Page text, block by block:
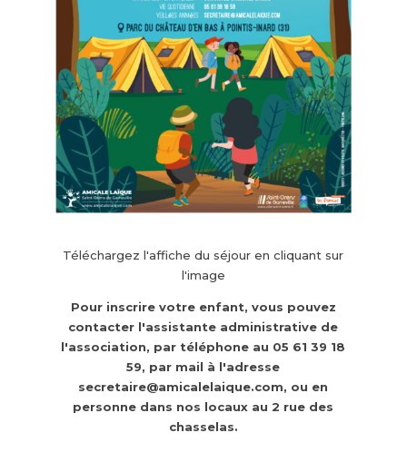
Téléchargez l'affiche du séjour en cliquant sur
l'image
Pour inscrire votre enfant, vous pouvez
contacter l'assistante administrative de
l'association, par téléphone au 05 61 39 18
59, par mail à l'adresse
secretaire@amicalelaique.com, ou en
personne dans nos locaux au 2 rue des
chasselas.